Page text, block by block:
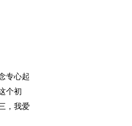
专心起
个初
，我爱